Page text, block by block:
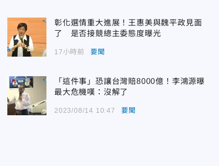
彰化選情重大進展！王惠美與魏平政見面
了 是否接競總主委態度曝光
17小時前 要聞
「這件事」恐讓台灣賠8000億！李鴻源曝
最大危機嘆：沒解了
2023/08/14 10:47 要聞